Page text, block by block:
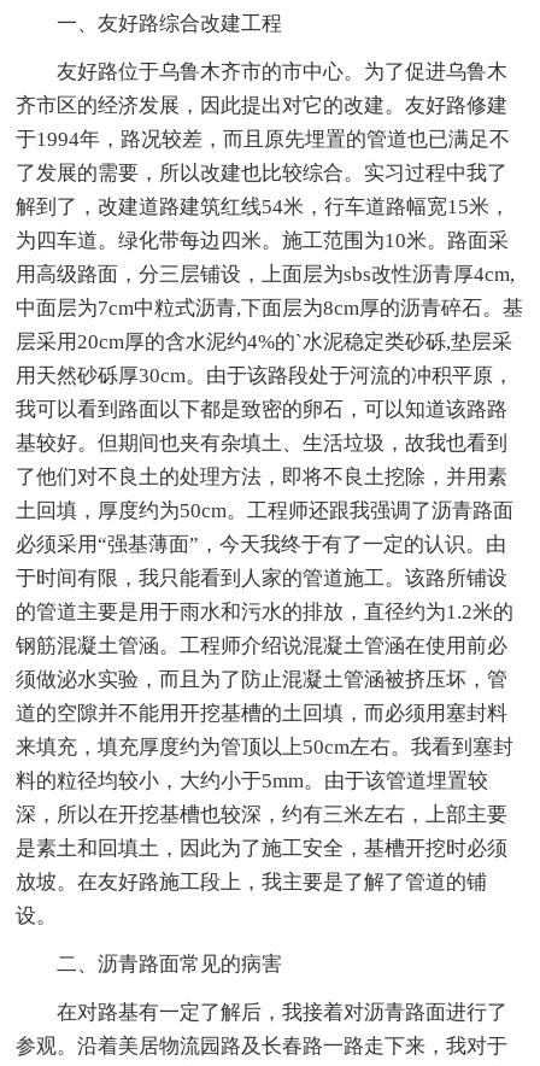
一、友好路综合改建工程
友好路位于乌鲁木齐市的市中心。为了促进乌鲁木
齐市区的经济发展，因此提出对它的改建。友好路修建
于1994年，路况较差，而且原先埋置的管道也已满足不
了发展的需要，所以改建也比较综合。实习过程中我了
解到了，改建道路建筑红线54米，行车道路幅宽15米，
为四车道。绿化带每边四米。施工范围为10米。路面采
用高级路面，分三层铺设，上面层为sbs改性沥青厚4cm,
中面层为7cm中粒式沥青,下面层为8cm厚的沥青碎石。基
层采用20cm厚的含水泥约4%的`水泥稳定类砂砾,垫层采
用天然砂砾厚30cm。由于该路段处于河流的冲积平原，
我可以看到路面以下都是致密的卵石，可以知道该路路
基较好。但期间也夹有杂填土、生活垃圾，故我也看到
了他们对不良土的处理方法，即将不良土挖除，并用素
土回填，厚度约为50cm。工程师还跟我强调了沥青路面
必须采用“强基薄面”，今天我终于有了一定的认识。由
于时间有限，我只能看到人家的管道施工。该路所铺设
的管道主要是用于雨水和污水的排放，直径约为1.2米的
钢筋混凝土管涵。工程师介绍说混凝土管涵在使用前必
须做泌水实验，而且为了防止混凝土管涵被挤压坏，管
道的空隙并不能用开挖基槽的土回填，而必须用塞封料
来填充，填充厚度约为管顶以上50cm左右。我看到塞封
料的粒径均较小，大约小于5mm。由于该管道埋置较
深，所以在开挖基槽也较深，约有三米左右，上部主要
是素土和回填土，因此为了施工安全，基槽开挖时必须
放坡。在友好路施工段上，我主要是了解了管道的铺
设。
二、沥青路面常见的病害
在对路基有一定了解后，我接着对沥青路面进行了
参观。沿着美居物流园路及长春路一路走下来，我对于